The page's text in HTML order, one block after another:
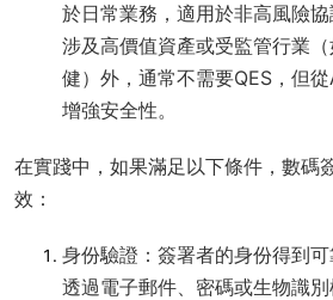
於日常業務，適用於非高風險
涉及高價值資產或受監管行業
健）外，通常不需要QES，但
增強安全性。
在實踐中，如果滿足以下條件，數碼
效：
身份驗證 ：簽署者的身份得到
透過電子郵件、密碼或生物識別